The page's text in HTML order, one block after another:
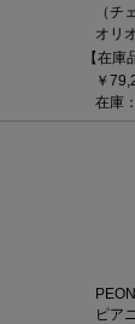
（チ
オリ
【在庫
￥
在庫
ピア